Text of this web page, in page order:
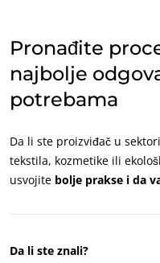
Кина (кинески)
Amerika
Бразил
Канада (енглески)
Мексико
Pronađite
najbolje
potrebama
Da li ste proizviđač u
tekstila, kozmetike ili
usvojite bolje prakse i da
Da li ste znali?